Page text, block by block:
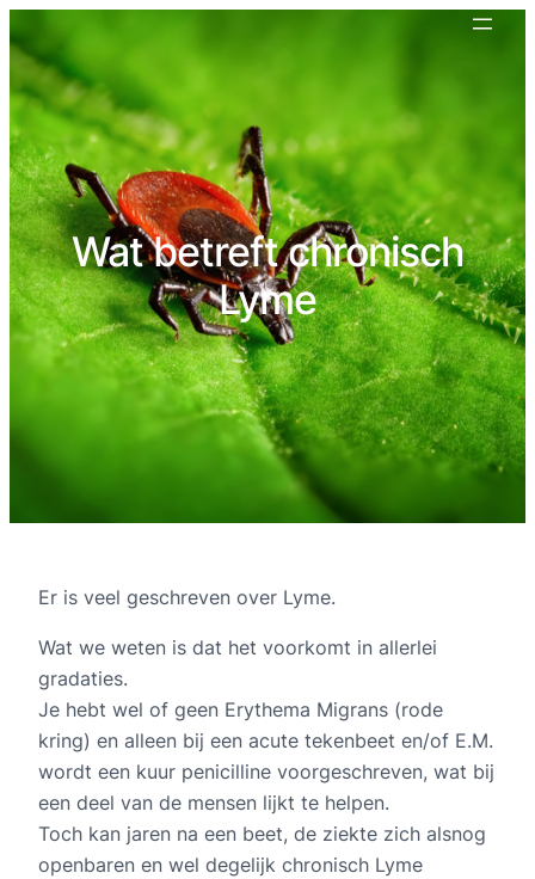
Wat betreft chronisch
Lyme
Er is veel geschreven over Lyme.
Wat we weten is dat het voorkomt in allerlei
gradaties.
Je hebt wel of geen Erythema Migrans (rode
kring) en alleen bij een acute tekenbeet en/of E.M.
wordt een kuur penicilline voorgeschreven, wat bij
een deel van de mensen lijkt te helpen.
Toch kan jaren na een beet, de ziekte zich alsnog
openbaren en wel degelijk chronisch Lyme